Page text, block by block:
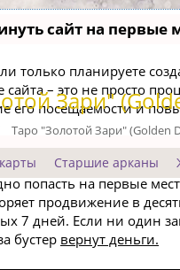
сайт на первые
только планируете
– это не просто
его посещаемости и
продвижения
попасть на первые
продвижение в
7 дней. Если ни один
бустер вернут деньги.
Зари"
Таро "Золотой Зари" (Golden
Старшие арканы